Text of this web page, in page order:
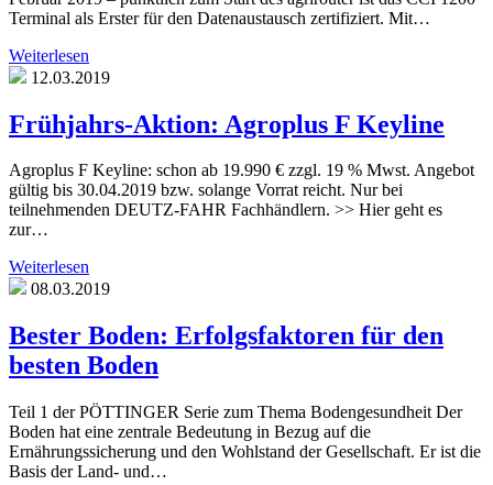
Terminal als Erster für den Datenaustausch zertifiziert. Mit…
Weiterlesen
12.03.2019
Frühjahrs-Aktion: Agroplus F Keyline
Agroplus F Keyline: schon ab 19.990 € zzgl. 19 % Mwst. Angebot
gültig bis 30.04.2019 bzw. solange Vorrat reicht. Nur bei
teilnehmenden DEUTZ-FAHR Fachhändlern. >> Hier geht es
zur…
Weiterlesen
08.03.2019
Bester Boden: Erfolgsfaktoren für den
besten Boden
Teil 1 der PÖTTINGER Serie zum Thema Bodengesundheit Der
Boden hat eine zentrale Bedeutung in Bezug auf die
Ernährungssicherung und den Wohlstand der Gesellschaft. Er ist die
Basis der Land- und…